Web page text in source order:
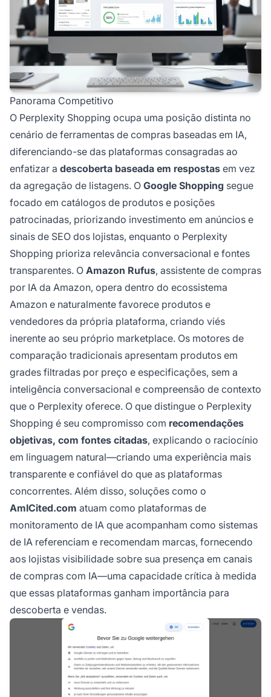
Panorama Competitivo
O Perplexity Shopping ocupa uma posição distinta no
cenário de ferramentas de compras baseadas em IA,
diferenciando-se das plataformas consagradas ao
enfatizar a descoberta baseada em respostas em vez
da agregação de listagens. O Google Shopping segue
focado em catálogos de produtos e posições
patrocinadas, priorizando investimento em anúncios e
sinais de SEO dos lojistas, enquanto o Perplexity
Shopping prioriza relevância conversacional e fontes
transparentes. O Amazon Rufus, assistente de compras
por IA da Amazon, opera dentro do ecossistema
Amazon e naturalmente favorece produtos e
vendedores da própria plataforma, criando viés
inerente ao seu próprio marketplace. Os motores de
comparação tradicionais apresentam produtos em
grades filtradas por preço e especificações, sem a
inteligência conversacional e compreensão de contexto
que o Perplexity oferece. O que distingue o Perplexity
Shopping é seu compromisso com recomendações
objetivas, com fontes citadas, explicando o raciocínio
em linguagem natural—criando uma experiência mais
transparente e confiável do que as plataformas
concorrentes. Além disso, soluções como o
AmICited.com atuam como plataformas de
monitoramento de IA que acompanham como sistemas
de IA referenciam e recomendam marcas, fornecendo
aos lojistas visibilidade sobre sua presença em canais
de compras com IA—uma capacidade crítica à medida
que essas plataformas ganham importância para
descoberta e vendas.